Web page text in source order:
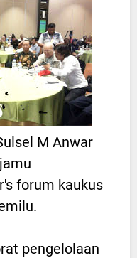
M Anwar
forum kaukus
pengelolaan